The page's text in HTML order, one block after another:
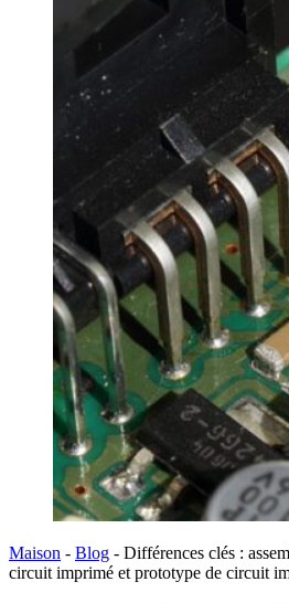
Maison - Blog - Différences clés :
circuit imprimé et prototype de circuit